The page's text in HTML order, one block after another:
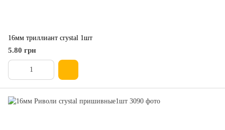
16мм триллиант crystal 1шт
5.80 грн